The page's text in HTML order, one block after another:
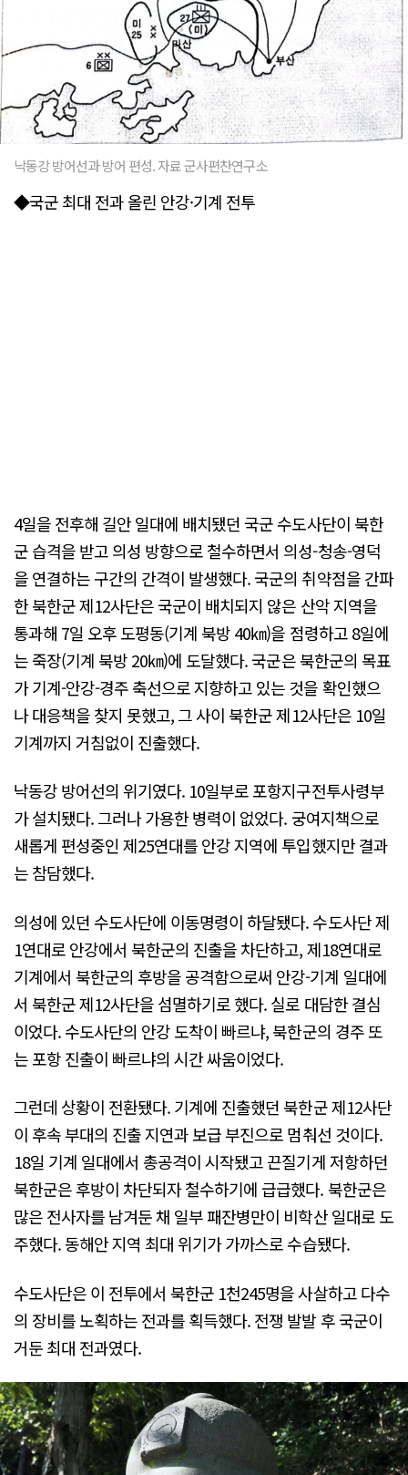
낙동강 방어선과 방어 편성. 자료 군사편찬연구소
◆국군 최대 전과 올린 안강·기계 전투
4일을 전후해 길안 일대에 배치됐던 국군 수도사단이 북한
군 습격을 받고 의성 방향으로 철수하면서 의성-청송-영덕
을 연결하는 구간의 간격이 발생했다. 국군의 취약점을 간파
한 북한군 제12사단은 국군이 배치되지 않은 산악 지역을
통과해 7일 오후 도평동(기계 북방 40㎞)을 점령하고 8일에
는 죽장(기계 북방 20㎞)에 도달했다. 국군은 북한군의 목표
가 기계-안강-경주 축선으로 지향하고 있는 것을 확인했으
나 대응책을 찾지 못했고, 그 사이 북한군 제12사단은 10일
기계까지 거침없이 진출했다.
낙동강 방어선의 위기였다. 10일부로 포항지구전투사령부
가 설치됐다. 그러나 가용한 병력이 없었다. 궁여지책으로
새롭게 편성중인 제25연대를 안강 지역에 투입했지만 결과
는 참담했다.
의성에 있던 수도사단에 이동명령이 하달됐다. 수도사단 제
1연대로 안강에서 북한군의 진출을 차단하고, 제18연대로
기계에서 북한군의 후방을 공격함으로써 안강-기계 일대에
서 북한군 제12사단을 섬멸하기로 했다. 실로 대담한 결심
이었다. 수도사단의 안강 도착이 빠르냐, 북한군의 경주 또
는 포항 진출이 빠르냐의 시간 싸움이었다.
그런데 상황이 전환됐다. 기계에 진출했던 북한군 제12사단
이 후속 부대의 진출 지연과 보급 부진으로 멈춰선 것이다.
18일 기계 일대에서 총공격이 시작됐고 끈질기게 저항하던
북한군은 후방이 차단되자 철수하기에 급급했다. 북한군은
많은 전사자를 남겨둔 채 일부 패잔병만이 비학산 일대로 도
주했다. 동해안 지역 최대 위기가 가까스로 수습됐다.
수도사단은 이 전투에서 북한군 1천245명을 사살하고 다수
의 장비를 노획하는 전과를 획득했다. 전쟁 발발 후 국군이
거둔 최대 전과였다.